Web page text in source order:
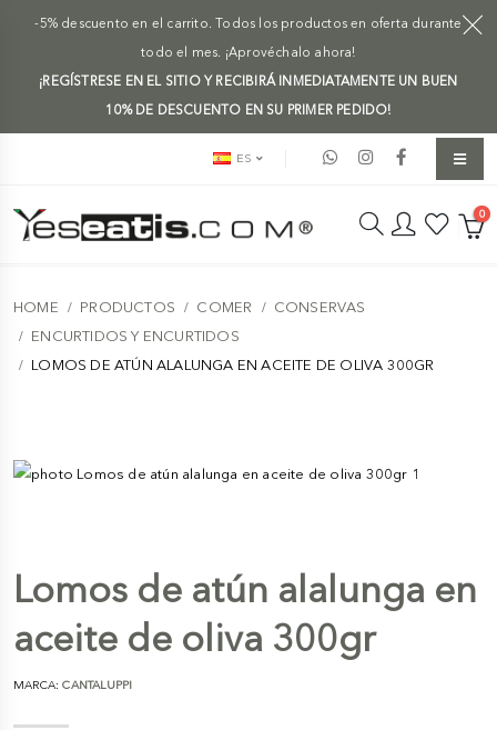
-5% descuento en el carrito. Todos los productos en oferta durante
todo el mes. ¡Aprovéchalo ahora!
¡REGÍSTRESE EN EL SITIO Y RECIBIRÁ INMEDIATAMENTE UN BUEN
10% DE DESCUENTO EN SU PRIMER PEDIDO!
ES
0
HOME PRODUCTOS COMER
CONSERVAS
ENCURTIDOS Y ENCURTIDOS
LOMOS DE ATÚN ALALUNGA EN ACEITE DE OLIVA 300GR
Lomos de atún alalunga en
aceite de oliva 300gr
MARCA:CANTALUPPI